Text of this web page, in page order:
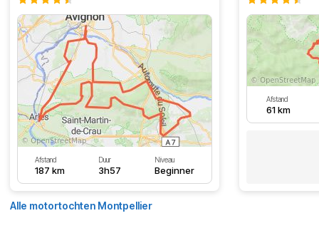
Afstand
187 km
Duur
3h57
Niveau
Beginner
Afstand
61 km
Alle motortochten Montpellier